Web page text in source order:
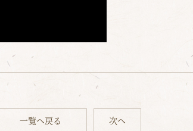
一覧へ戻る 次へ